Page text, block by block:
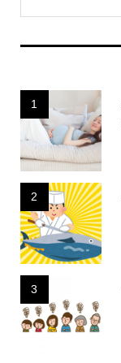
1
2
3